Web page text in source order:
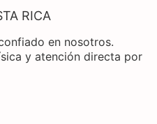
RICA
en nosotros.
y atención directa por